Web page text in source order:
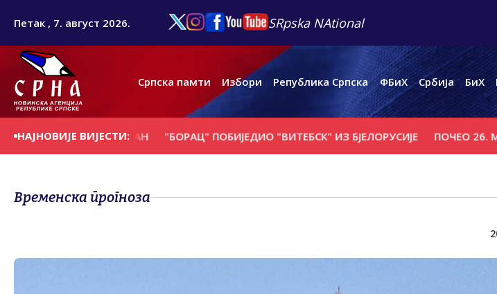
Петак , 7. август 2026. SRpska NAtional
Српска памти Избори Република Српска ФБиХ Србија БиХ
НАЈНОВИЈЕ ВИЈЕСТИ:
НА ДАНАШЊИ ДАН "БОРАЦ" ПОБИЈЕДИО "ВИТЕБСК" ИЗ БЈЕЛОРУСИЈЕ ПОЧЕО 26.
Временска прогноза